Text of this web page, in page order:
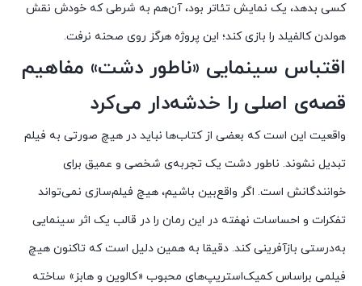
کسی بدهد، یک نمایش تئاتر بود، آن‌هم به شرطی که خودش نقش
هولدن کالفیلد را بازی کند؛ این پروژه هرگز روی صحنه نرفت.
اقتباس سینمایی «ناطور دشت» مفاهیم
قصه‌ی اصلی را خدشه‌دار می‌کرد
واقعیت این است که بعضی از کتاب‌ها نباید در هیچ صورتی به فیلم
تبدیل نشوند. ناطور دشت یک تجربه‌ی شخصی و عمیق برای
خوانندگانش است. اگر واقع‌بین باشیم، هیچ فیلم‌سازی نمی‌تواند
تفکرات و احساسات نهفته در این رمان را در قالب یک اثر سینمایی
به‌درستی بازآفرینی کند. دقیقا به همین دلیل است که تاکنون هیچ
فیلمی براساس کمیک‌استریپ‌های محبوب «کالوین و هابز» ساخته